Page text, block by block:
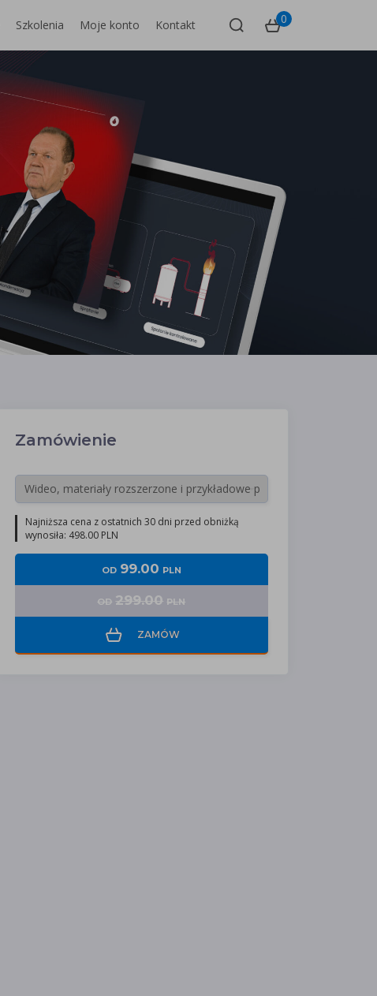
Szkolenia Moje konto Kontakt 0
Zamówienie
Najniższa cena z ostatnich 30 dni przed obniżką
wynosiła: 498.00 PLN
OD 99.00 PLN
OD 299.00 PLN
ZAMÓW